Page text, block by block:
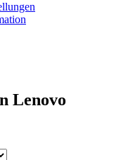
Lenovo